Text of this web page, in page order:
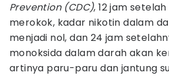
Prevention (CDC), 12 jam
merokok, kadar nikotin dalam
menjadi nol, dan 24 jam
monoksida dalam darah akan
artinya paru-paru dan jantung